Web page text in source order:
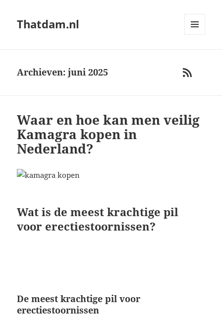
Thatdam.nl
RSS
Archieven: juni 2025
Waar en hoe kan men veilig
Kamagra kopen in
Nederland?
Wat is de meest krachtige pil
voor erectiestoornissen?
De meest krachtige pil voor
erectiestoornissen